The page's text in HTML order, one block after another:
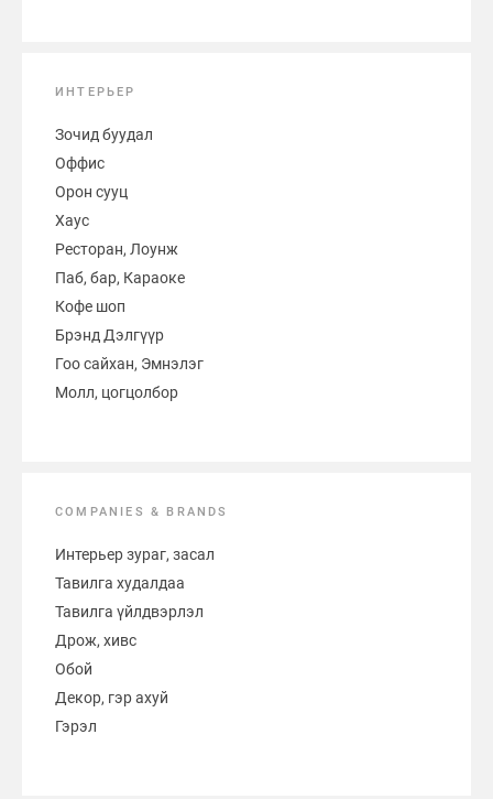
ИНТЕРЬЕР
Зочид буудал
Оффис
Орон сууц
Хаус
Ресторан, Лоунж
Паб, бар, Караоке
Кофе шоп
Брэнд Дэлгүүр
Гоо сайхан, Эмнэлэг
Молл, цогцолбор
COMPANIES & BRANDS
Интерьер зураг, засал
Тавилга худалдаа
Тавилга үйлдвэрлэл
Дрож, хивс
Обой
Декор, гэр ахуй
Гэрэл